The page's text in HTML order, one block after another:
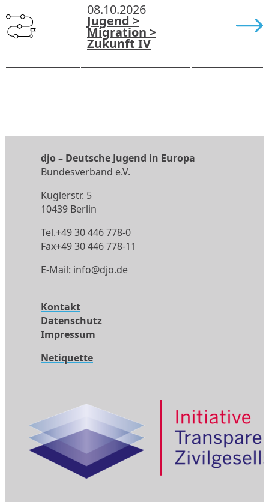
08.10.2026
Jugend >
Migration >
Zukunft IV
djo– Deutsche Jugend in Europa
Bundesverband e.V.
Kuglerstr. 5
10439 Berlin
Tel.+49 30 446 778-0
Fax+49 30 446 778-11
E-Mail: info@djo.de
Kontakt
Datenschutz
Impressum
Netiquette